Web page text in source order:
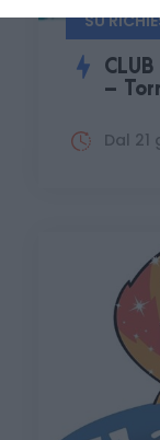
SU
–
Dal